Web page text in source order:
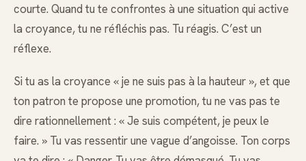
courte. Quand tu te confrontes à une situation qui active
la croyance, tu ne réfléchis pas. Tu réagis. C’est un
réflexe.
Si tu as la croyance « je ne suis pas à la hauteur », et que
ton patron te propose une promotion, tu ne vas pas te
dire rationnellement : « Je suis compétent, je peux le
faire. » Tu vas ressentir une vague d’angoisse. Ton corps